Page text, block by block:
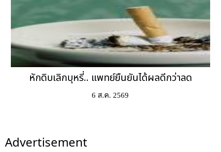
หักดิบเลิกบุหรี่.. แพทย์ยืนยันได้ผลดีกว่าลด
6 ส.ค. 2569
Advertisement